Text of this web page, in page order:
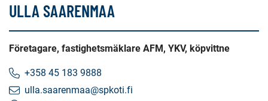
ULLA SAARENMAA
Företagare, fastighetsmäklare AFM, YKV, köpvittne
+358 45 183 9888
ulla.saarenmaa@spkoti.fi